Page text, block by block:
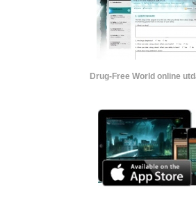
Drug-Free World online